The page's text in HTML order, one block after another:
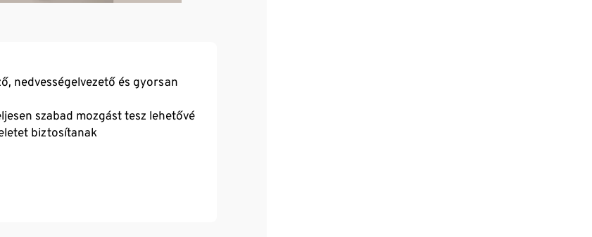
nedvességelvezető és gyorsan
szabad mozgást tesz lehetővé
biztosítanak